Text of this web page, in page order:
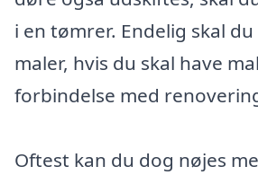
i en tømrer. Endelig skal
maler, hvis du skal have
forbindelse med
Oftest kan du dog nøjes